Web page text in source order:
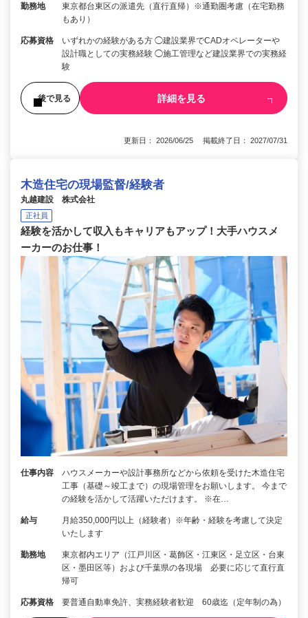
勤務地
東京都台東区の派遣先（直行直帰）※通勤圏考慮（在宅勤務
もあり）
応募資格
いずれかの経験がある方 ◯建設業界でCADオペレーターや
設計職としての実務経験 ◯施工管理など建設業界での実務経
験
後で見る 詳細を見る
更新日： 2026/06/25 掲載終了日： 2027/07/31
木造住宅の現場監督/経験者
丸越建設 株式会社
正社員
経験を活かして収入もキャリアもアップ！大手ハウスメ
ーカーのお仕事！
仕事内容
ハウスメーカーや設計事務所などから依頼を受けた木造住宅
工事（基礎～竣工まで）の現場管理をお願いします。 今まで
の経験を活かして活躍いただけます。 ※在…
給与
月給350,000円以上（経験者）※年齢・経験を考慮して決定
いたします
勤務地
東京都内エリア（江戸川区・葛飾区・江東区・足立区・台東
区・墨田区等）および千葉県の各現場 必要に応じて直行直
帰可
応募資格 要普通自動車免許、実務経験者歓迎 60歳迄（定年制の為）